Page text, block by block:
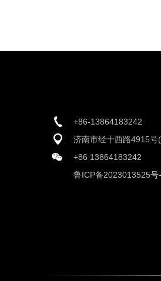
+86-13864183242
济南市经十西路4915号
+86 13864183242
鲁ICP备2023013525号